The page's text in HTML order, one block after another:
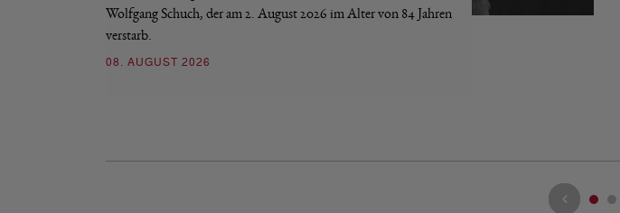
Wolfgang Schuch, der am 2. August 2026 im Alter von 84 Jahren
verstarb.
08. AUGUST 2026